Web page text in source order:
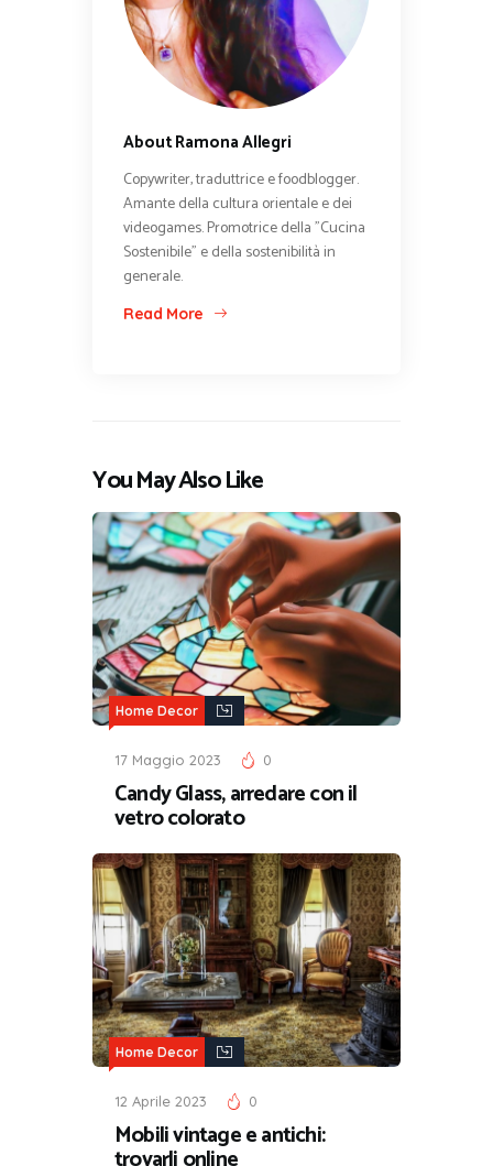
About Ramona Allegri
Copywriter, traduttrice e foodblogger.
Amante della cultura orientale e dei
videogames. Promotrice della "Cucina
Sostenibile" e della sostenibilità in
generale.
Read More
You May Also Like
Home Decor
17 Maggio 2023 0
Candy Glass, arredare con il
vetro colorato
Home Decor
12 Aprile 2023 0
Mobili vintage e antichi: